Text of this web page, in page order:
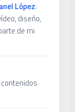
López:
diseño,
de mi